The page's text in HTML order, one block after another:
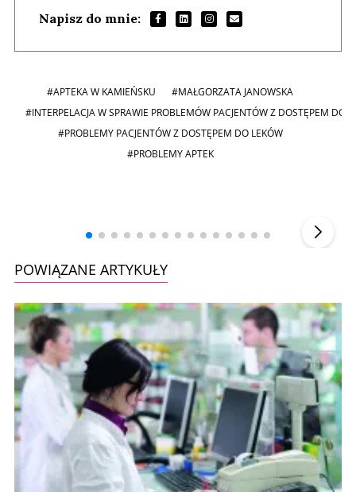
Napisz do mnie:
#APTEKA W KAMIEŃSKU
#MAŁGORZATA JANOWSKA
#INTERPELACJA W SPRAWIE PROBLEMÓW PACJENTÓW Z DOSTĘPEM DO
#PROBLEMY PACJENTÓW Z DOSTĘPEM DO LEKÓW
#PROBLEMY APTEK
POWIĄZANE ARTYKUŁY